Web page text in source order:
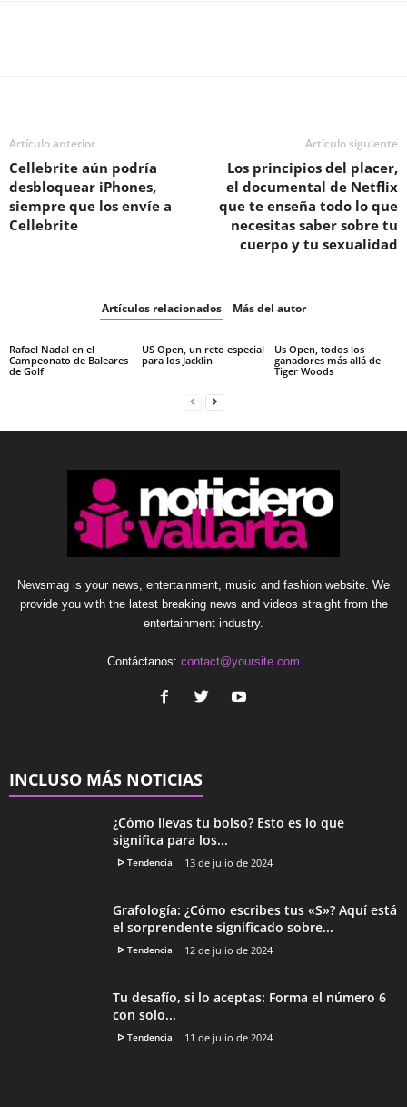
Artículo anterior
Cellebrite aún podría
desbloquear iPhones,
siempre que los envíe a
Cellebrite
Artículo siguiente
Los principios del placer,
el documental de Netflix
que te enseña todo lo que
necesitas saber sobre tu
cuerpo y tu sexualidad
Artículos relacionados Más del autor
Rafael Nadal en el
Campeonato de Baleares
de Golf
US Open, un reto especial
para los Jacklin
Us Open, todos los
ganadores más allá de
Tiger Woods
Newsmag is your news, entertainment, music and fashion website. We
provide you with the latest breaking news and videos straight from the
entertainment industry.
Contáctanos: contact@yoursite.com
INCLUSO MÁS NOTICIAS
¿Cómo llevas tu bolso? Esto es lo que
significa para los...
ᐅ Tendencia 13 de julio de 2024
Grafología: ¿Cómo escribes tus «S»? Aquí está
el sorprendente significado sobre...
ᐅ Tendencia 12 de julio de 2024
Tu desafío, si lo aceptas: Forma el número 6
con solo...
ᐅ Tendencia 11 de julio de 2024